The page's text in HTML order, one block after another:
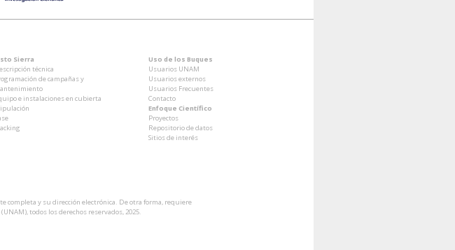
Sierra
técnica
de campañas y
e instalaciones en cubierta
Uso de los Buques
Usuarios UNAM
Usuarios externos
Usuarios Frecuentes
Contacto
Enfoque Científico
Proyectos
Repositorio de datos
Sitios de interés
completa y su dirección electrónica. De otra forma, requiere
todos los derechos reservados, 2025.